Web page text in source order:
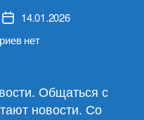
Дата14.01.2026
к
материалов
14.01.26
нет
Общаться с
новости. Со